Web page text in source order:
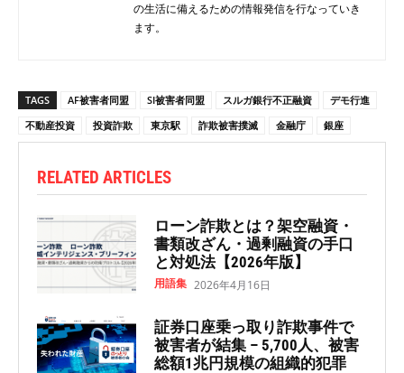
の生活に備えるための情報発信を行なっていき
ます。
TAGS AF被害者同盟 SI被害者同盟 スルガ銀行不正融資
デモ行進
不動産投資
投資詐欺 東京駅 詐欺被害撲滅 金融庁 銀座
RELATED ARTICLES
ローン詐欺とは？架空融資・
書類改ざん・過剰融資の手口
と対処法【2026年版】
用語集 2026年4月16日
証券口座乗っ取り詐欺事件で
被害者が結集 – 5,700人、被害
総額1兆円規模の組織的犯罪